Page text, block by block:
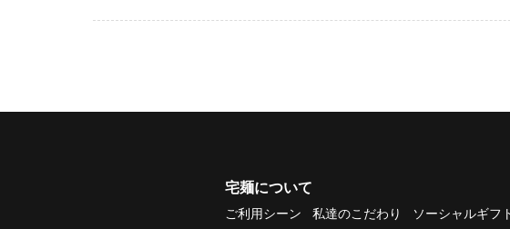
宅麺について
ご利用シーン 私達のこだわり ソーシャルギフ